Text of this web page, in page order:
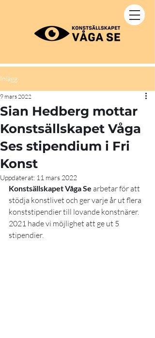
Inlägg
Sian Hedberg mottar
Konstsällskapet Våga
Ses stipendium i Fri
Konst
9 mars 2022
Uppdaterat: 11 mars 2022
Konstsällskapet Våga Se arbetar för att
stödja konstlivet och ger varje år ut flera
konststipendier till lovande konstnärer.
2021 hade vi möjlighet att ge ut 5
stipendier.